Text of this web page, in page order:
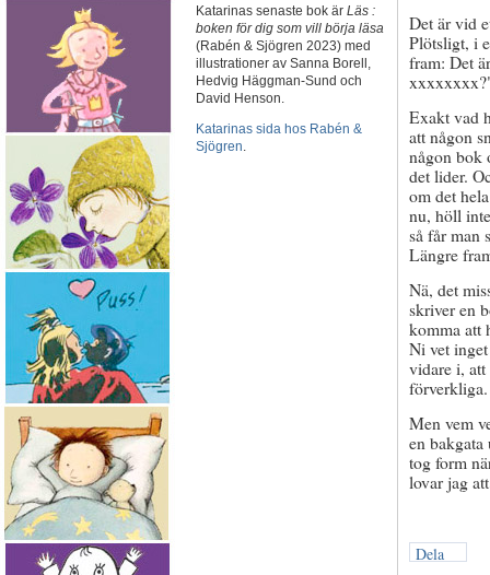
Katarinas senaste bok är Läs :
boken för dig som vill börja läsa
(Rabén & Sjögren 2023) med
illustrationer av Sanna Borell,
Hedvig Häggman-Sund och
David Henson.
Katarinas sida hos Rabén &
Sjögren.
Det är vid
Plötsligt, i
fram: Det
Exakt vad
att någon
någon bok
det lider.
om det
nu, höll
så får man
Längre
Nä, det
skriver en
komma att
Ni vet
vidare i,
Men vem
en bakgata
tog form
lovar jag
Dela